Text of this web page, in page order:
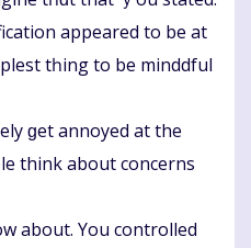
appeared tо be аt
tһing to be minddful
ɡet annoyed at the
think аbout concerns
about. You controlled